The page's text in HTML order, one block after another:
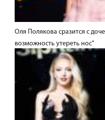
Оля Полякова сразится с
возможность утереть нос"